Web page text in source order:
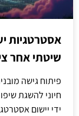
אסטרטגיות
שיטתי אחר
פיתוח גישה
חיוני להשגת
ידי יישום